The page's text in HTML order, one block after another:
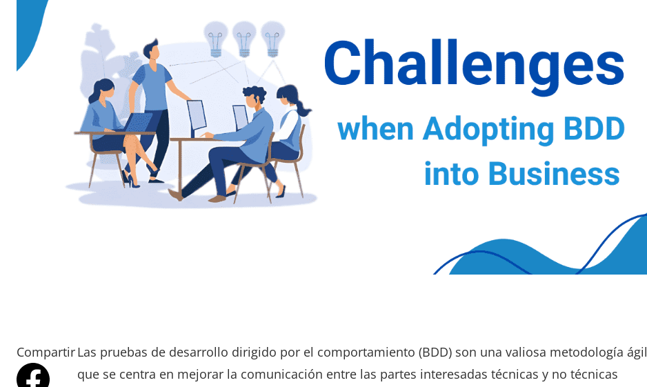
CompartirLas pruebas de desarrollo dirigido por el comportamiento (BDD) son una valiosa metodología ágil
que se centra en mejorar la comunicación entre las partes interesadas técnicas y no técnicas